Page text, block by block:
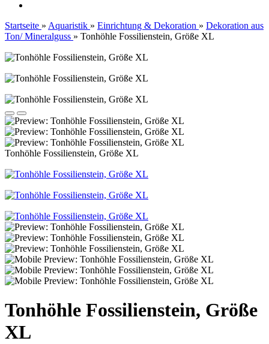
Startseite » Aquaristik » Einrichtung & Dekoration » Dekoration aus
Ton/ Mineralguss » Tonhöhle Fossilienstein, Größe XL
Tonhöhle Fossilienstein, Größe XL
Tonhöhle Fossilienstein, Größe
XL